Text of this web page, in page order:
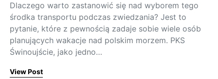
Dlaczego warto zastanowić się nad wyborem tego
środka transportu podczas zwiedzania? Jest to
pytanie, które z pewnością zadaje sobie wiele osób
planujących wakacje nad polskim morzem. PKS
Świnoujście, jako jedno…
View Post